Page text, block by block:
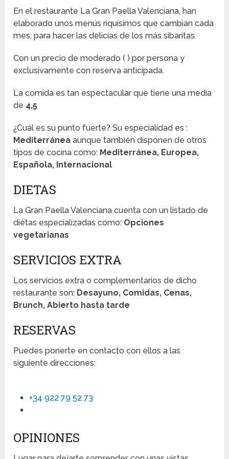
En el restaurante La Gran Paella Valenciana, han
elaborado unos menús riquísimos que cambian cada
mes, para hacer las delicias de los más sibaritas.
Con un precio de moderado ( ) por persona y
exclusivamente con reserva anticipada.
La comida es tan espectacular que tiene una media
de 4,5
¿Cuál es su punto fuerte? Su especialidad es :
Mediterráneaaunque también disponen de otros
tipos de cocina como: Mediterránea, Europea,
Española, Internacional
DIETAS
La Gran Paella Valenciana cuenta con un listado de
dietas especializadas como: Opciones
vegetarianas
SERVICIOS EXTRA
Los servicios extra o complementarios de dicho
restaurante son: Desayuno, Comidas, Cenas,
Brunch, Abierto hasta tarde
RESERVAS
Puedes ponerte en contacto con ellos a las
siguiente direcciones:
+34 922 79 52 73
OPINIONES